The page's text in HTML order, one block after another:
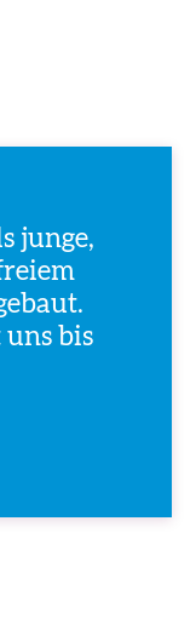
junge,
bis